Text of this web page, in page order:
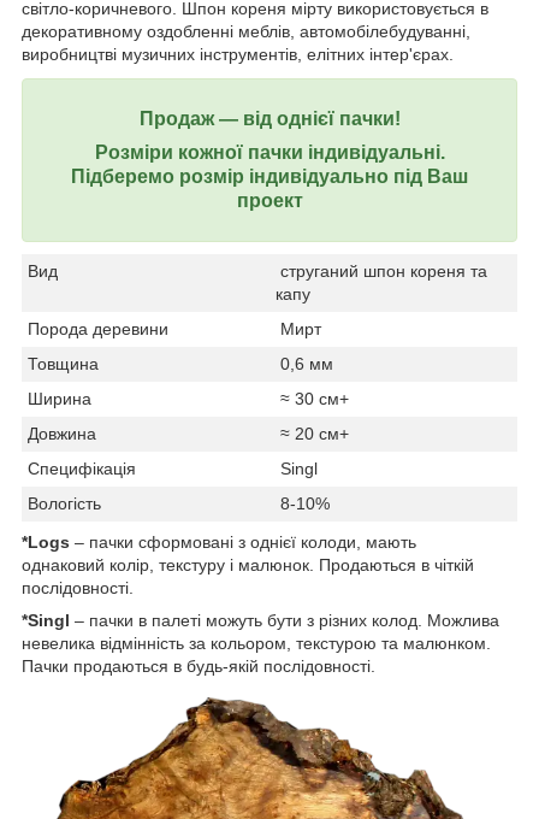
світло-коричневого. Шпон кореня мірту використовується в
декоративному оздобленні меблів, автомобілебудуванні,
виробництві музичних інструментів, елітних інтер'єрах.
Продаж ― від однієї пачки!
Розміри кожної пачки індивідуальні.
Підберемо розмір індивідуально під Ваш
проект
Вид
струганий шпон кореня та
капу
Порода деревини
Мирт
Товщина
0,6 мм
Ширина
≈ 30 см+
Довжина
≈ 20 см+
Специфікація
Singl
Вологість
8-10%
*Logs – пачки сформовані з однієї колоди, мають
однаковий колір, текстуру і малюнок. Продаються в чіткій
послідовності.
*Singl – пачки в палеті можуть бути з різних колод. Можлива
невелика відмінність за кольором, текстурою та малюнком.
Пачки продаються в будь-якій послідовності.